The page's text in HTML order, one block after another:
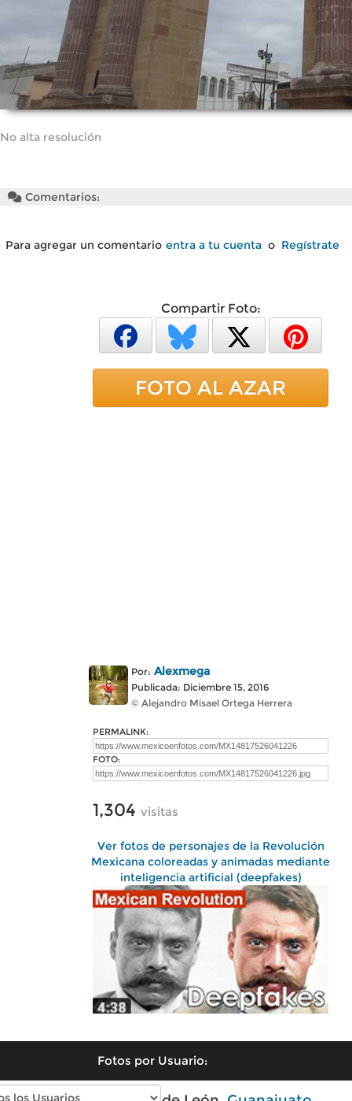
No alta resolución
Comentarios:
Para agregar un comentario entra a tu cuenta o Regístrate
Compartir Foto:
FOTO AL AZAR
Por: Alexmega
Publicada: Diciembre 15, 2016
© Alejandro Misael Ortega Herrera
PERMALINK:
FOTO:
1,304 visitas
Ver fotos de personajes de la Revolución
Mexicana coloreadas y animadas mediante
inteligencia artificial (deepfakes)
Fotos por Usuario: